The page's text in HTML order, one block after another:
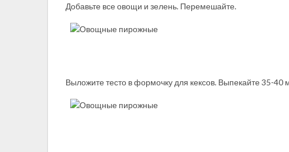
Добавьте все овощи и зелень. Перемешайте.
Выложите тесто в формочку для кексов. Выпекайте 35-40